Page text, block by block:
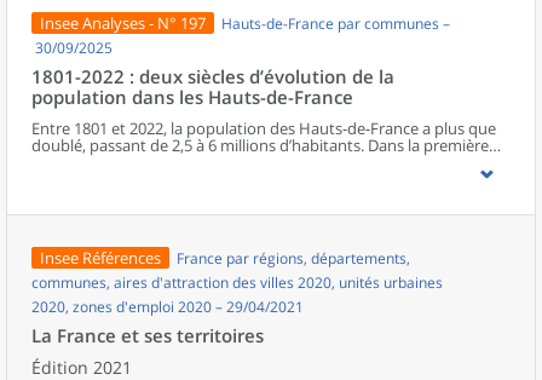
sur cinq occupé par une femme. Les élues municipales de la région
sont plus jeunes que leurs homologues masculins. En parallèle de
leurs fonctions politiques, elles occupent davantage que ces
et moins souvent des emplois de cadre ou des professions
intellectuelles supérieures.
Insee Analyses - N° 197
Hauts-de-France par communes –
30/09/2025
1801-2022 : deux siècles d’évolution de la
population dans les Hauts-de-France
Entre 1801 et 2022, la population des Hauts-de-France a plus que
doublé, passant de 2,5 à 6 millions d’habitants. Dans la première
moitié du XIXe siècle, l’essor régional est surtout porté par le Nord.
accélérant l’exode rural, bouleverse le peuplement de la région.
pays entre dans une phase de ralentissement démographique. En
première ligne lors des deux conflits mondiaux, les Hauts-de-
France retrouvent leur poids démographique d’avant la Première
Guerre dès les années 1950, à la faveur du baby-boom et de la
reconstruction. Depuis les années 1970, la population subit un
ralentissement, du fait d’une baisse progressive de l’excédent
naturel.
Insee Références
France par régions, départements,
communes, aires d'attraction des villes 2020, unités urbaines
2020, zones d'emploi 2020 – 29/04/2021
La France et ses territoires
Édition 2021